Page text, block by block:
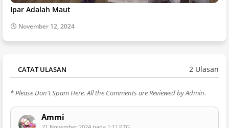
Ipar Adalah Maut
November 12, 2024
CATAT ULASAN 2 Ulasan
* Please Don't Spam Here. All the Comments are Reviewed by Admin.
Ammi